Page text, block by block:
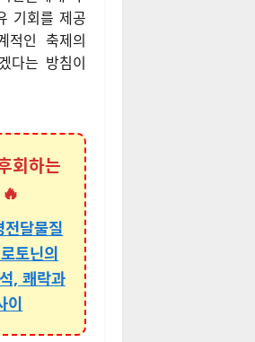
기회를 제공
적인 축제의
다는 방침이
회하는
달물질
토닌의
, 쾌락과
이